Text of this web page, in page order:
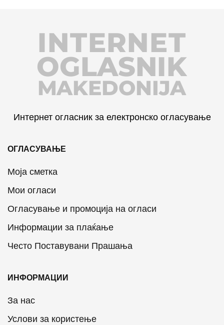
INTERNET
MAKEDONIJA
OGLASNIK
Интернет огласник за електронско огласување
ОГЛАСУВАЊЕ
Моја сметка
Мои огласи
Огласување и промоција на огласи
Информации за плаќање
Често Поставувани Прашања
ИНФОРМАЦИИ
За нас
Услови за користење